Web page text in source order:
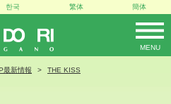
MENU
한국 繁体 簡体
最新情報
THE KISS